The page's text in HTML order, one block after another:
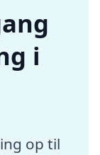
i
op til